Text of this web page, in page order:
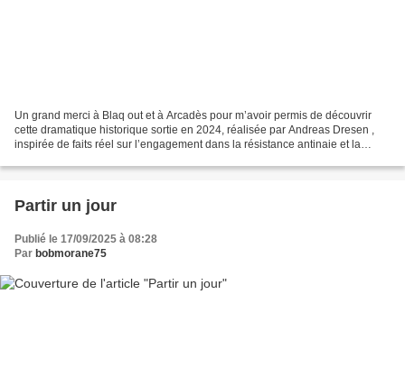
Un grand merci à Blaq out et à Arcadès pour m’avoir permis de découvrir
cette dramatique historique sortie en 2024, réalisée par Andreas Dresen ,
inspirée de faits réel sur l’engagement dans la résistance antinaie et la
Partir un jour
Publié le 17/09/2025 à 08:28
Par bobmorane75